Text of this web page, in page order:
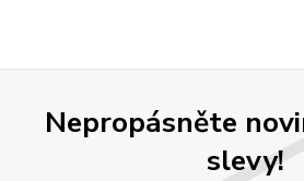
Nepropásněte
slevy!